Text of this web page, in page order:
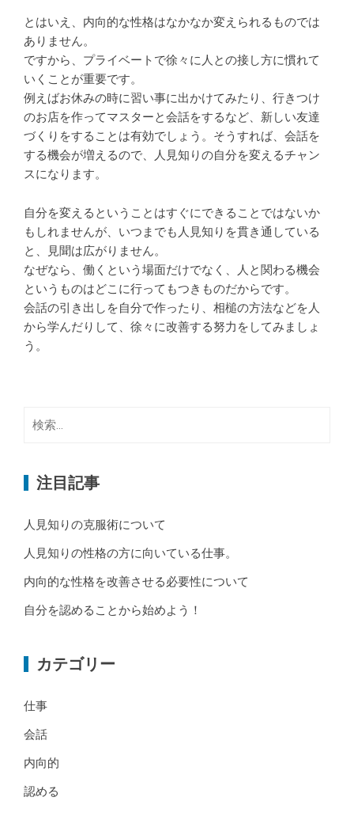
とはいえ、内向的な性格はなかなか変えられるものでは
ありません。
ですから、プライベートで徐々に人との接し方に慣れて
いくことが重要です。
例えばお休みの時に習い事に出かけてみたり、行きつけ
のお店を作ってマスターと会話をするなど、新しい友達
づくりをすることは有効でしょう。そうすれば、会話を
する機会が増えるので、人見知りの自分を変えるチャン
スになります。
自分を変えるということはすぐにできることではないか
もしれませんが、いつまでも人見知りを貫き通している
と、見聞は広がりません。
なぜなら、働くという場面だけでなく、人と関わる機会
というものはどこに行ってもつきものだからです。
会話の引き出しを自分で作ったり、相槌の方法などを人
から学んだりして、徐々に改善する努力をしてみましょ
う。
索:
注目記事
人見知りの克服術について
人見知りの性格の方に向いている仕事。
内向的な性格を改善させる必要性について
自分を認めることから始めよう！
カテゴリー
仕事
会話
内向的
認める